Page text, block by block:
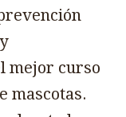
mejor curso
mascotas.